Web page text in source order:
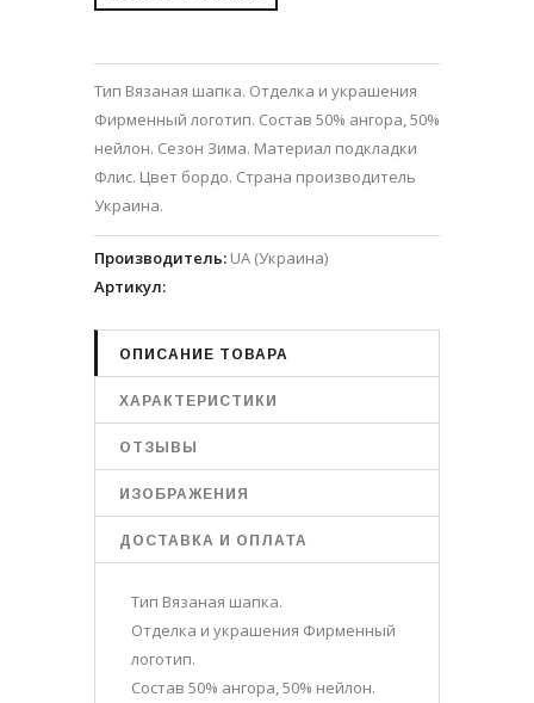
Тип Вязаная шапка. Отделка и украшения
Фирменный логотип. Состав 50% ангора, 50%
нейлон. Сезон Зима. Материал подкладки
Флис. Цвет бордо. Страна производитель
Украина.
Производитель: UA (Украина)
Артикул:
ОПИСАНИЕ ТОВАРА
ХАРАКТЕРИСТИКИ
ОТЗЫВЫ
ИЗОБРАЖЕНИЯ
ДОСТАВКА И ОПЛАТА
Тип Вязаная шапка.
Отделка и украшения Фирменный
логотип.
Состав 50% ангора, 50% нейлон.